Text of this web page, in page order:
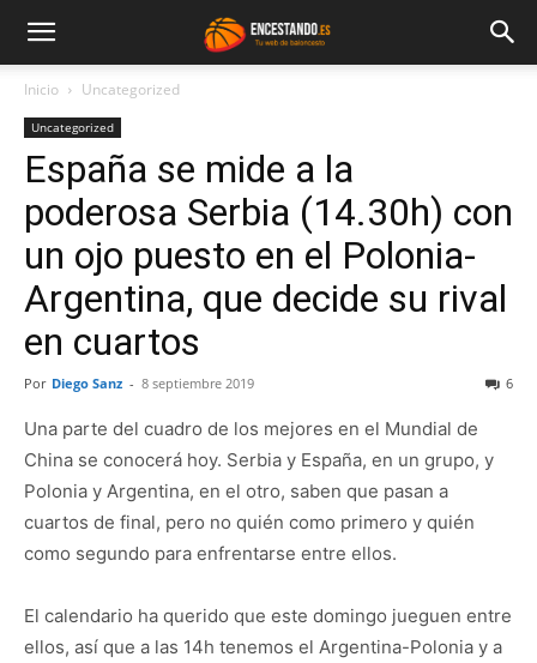
Inicio Uncategorized
Uncategorized
España se mide a la
poderosa Serbia (14.30h) con
un ojo puesto en el Polonia-
Argentina, que decide su rival
en cuartos
Por Diego Sanz - 8 septiembre 2019 6
Una parte del cuadro de los mejores en el Mundial de
China se conocerá hoy. Serbia y España, en un grupo, y
Polonia y Argentina, en el otro, saben que pasan a
cuartos de final, pero no quién como primero y quién
como segundo para enfrentarse entre ellos.
El calendario ha querido que este domingo jueguen entre
ellos, así que a las 14h tenemos el Argentina-Polonia y a